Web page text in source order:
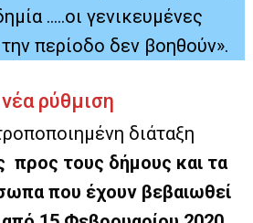
…..οι γενικευμένες
περίοδο δεν βοηθούν».
ρύθμιση
διάταξη
προς τους δήμους και τα
που έχουν βεβαιωθεί